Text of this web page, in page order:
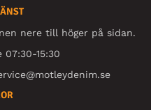
nere till höger på sidan.
15:30